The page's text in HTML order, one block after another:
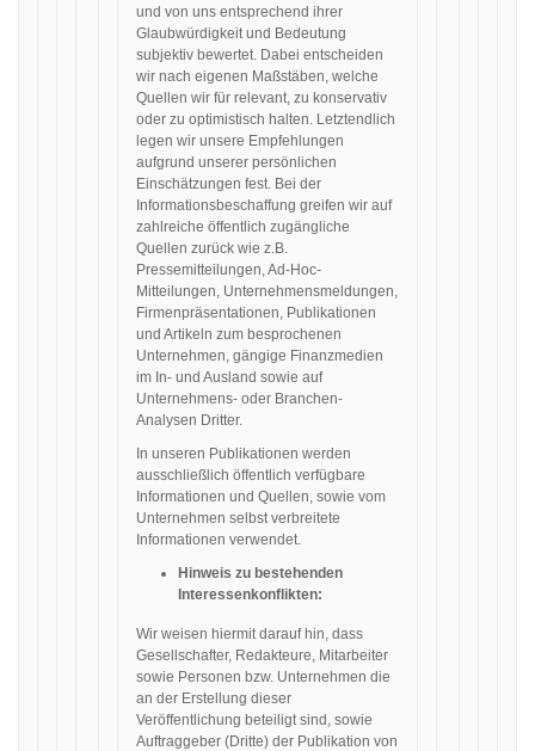
und von uns entsprechend ihrer
Glaubwürdigkeit und Bedeutung
subjektiv bewertet. Dabei entscheiden
wir nach eigenen Maßstäben, welche
Quellen wir für relevant, zu konservativ
oder zu optimistisch halten. Letztendlich
legen wir unsere Empfehlungen
aufgrund unserer persönlichen
Einschätzungen fest. Bei der
Informationsbeschaffung greifen wir auf
zahlreiche öffentlich zugängliche
Quellen zurück wie z.B.
Pressemitteilungen, Ad-Hoc-
Mitteilungen, Unternehmensmeldungen,
Firmenpräsentationen, Publikationen
und Artikeln zum besprochenen
Unternehmen, gängige Finanzmedien
im In- und Ausland sowie auf
Unternehmens- oder Branchen-
Analysen Dritter.
In unseren Publikationen werden
ausschließlich öffentlich verfügbare
Informationen und Quellen, sowie vom
Unternehmen selbst verbreitete
Informationen verwendet.
Hinweis zu bestehenden
Interessenkonflikten:
Wir weisen hiermit darauf hin, dass
Gesellschafter, Redakteure, Mitarbeiter
sowie Personen bzw. Unternehmen die
an der Erstellung dieser
Veröffentlichung beteiligt sind, sowie
Auftraggeber (Dritte) der Publikation von